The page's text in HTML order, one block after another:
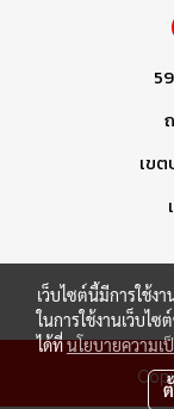
เข
เว็บไซต์นี้มีการใช้
ในการใช้งานเว็บไ
ได้ที่นโยบายความเ